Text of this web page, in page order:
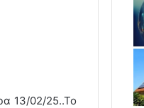
13/02/25..Το